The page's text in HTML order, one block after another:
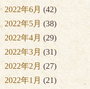
2022年6月 (42)
2022年5月 (38)
2022年4月 (29)
2022年3月 (31)
2022年2月 (27)
2022年1月 (21)